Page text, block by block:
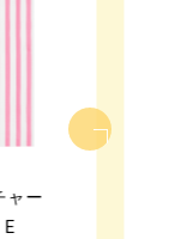
お客様に
という願
厳しい世界水準
ャー
E